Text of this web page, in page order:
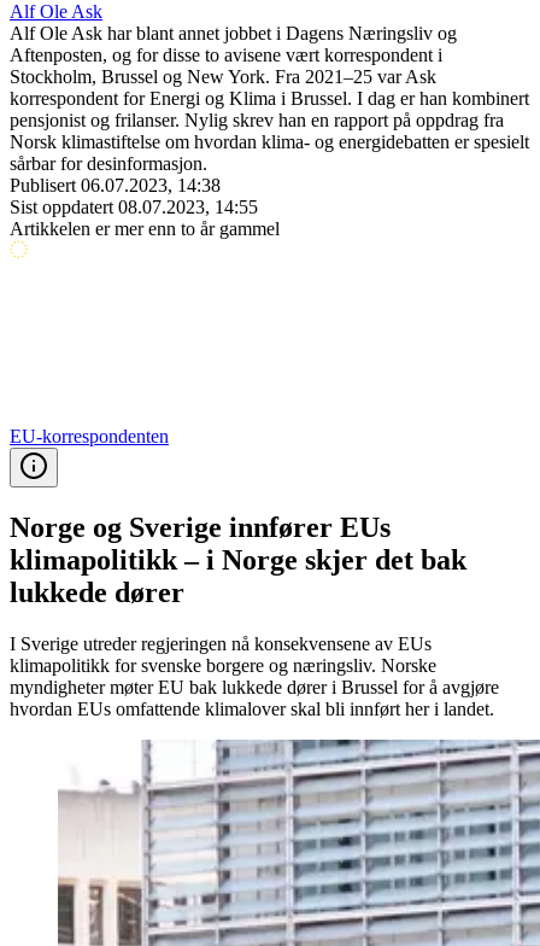
Alf Ole Ask
Alf Ole Ask har blant annet jobbet i Dagens Næringsliv og
Aftenposten, og for disse to avisene vært korrespondent i
Stockholm, Brussel og New York. Fra 2021–25 var Ask
korrespondent for Energi og Klima i Brussel. I dag er han kombinert
pensjonist og frilanser. Nylig skrev han en rapport på oppdrag fra
Norsk klimastiftelse om hvordan klima- og energidebatten er spesielt
sårbar for desinformasjon.
Publisert 06.07.2023, 14:38
Sist oppdatert 08.07.2023, 14:55
Artikkelen er mer enn to år gammel
EU-korrespondenten
Norge og Sverige innfører EUs
klimapolitikk – i Norge skjer det bak
lukkede dører
I Sverige utreder regjeringen nå konsekvensene av EUs
klimapolitikk for svenske borgere og næringsliv. Norske
myndigheter møter EU bak lukkede dører i Brussel for å avgjøre
hvordan EUs omfattende klimalover skal bli innført her i landet.